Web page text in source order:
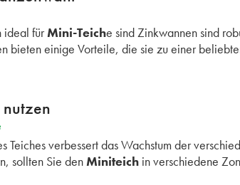
ideal fürMini-Teiche sind Zinkwannen sind
bieten einige Vorteile, die sie zu einer
Teiches verbessert das Wachstum der
sollten Sie den Miniteich in verschiedene